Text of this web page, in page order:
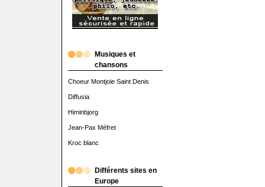
Musiques et
chansons
Choeur Montjoie Saint Denis
Diffusia
Himinbjorg
Jean-Pax Méfret
Kroc blanc
Différents sites en
Europe